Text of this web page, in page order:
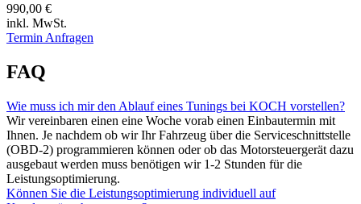
990,00 €
inkl. MwSt.
Termin Anfragen
FAQ
Wie muss ich mir den Ablauf eines Tunings bei KOCH vorstellen?
Wir vereinbaren einen eine Woche vorab einen Einbautermin mit
Ihnen. Je nachdem ob wir Ihr Fahrzeug über die Serviceschnittstelle
(OBD-2) programmieren können oder ob das Motorsteuergerät dazu
ausgebaut werden muss benötigen wir 1-2 Stunden für die
Leistungsoptimierung.
Können Sie die Leistungsoptimierung individuell auf